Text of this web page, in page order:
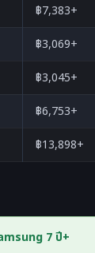
฿7,383+
฿3,069+
฿3,045+
฿6,753+
฿13,898+
7 ปี+